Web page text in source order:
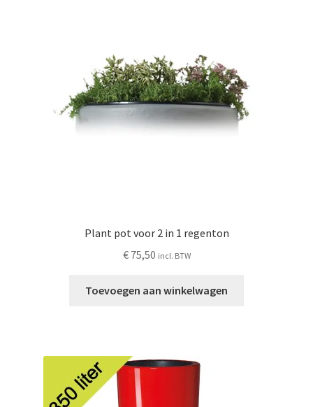
Plant pot voor 2 in 1 regenton
€75,50 incl. BTW
Toevoegen aan winkelwagen